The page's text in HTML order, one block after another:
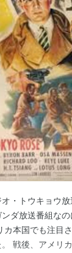
・トウキョウ
ダ放送番組な
カ本国でも注目
戦後、アメリ